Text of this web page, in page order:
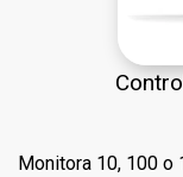
Monitora 10, 100